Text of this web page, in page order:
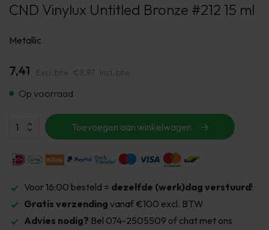
CND Vinylux Untitled Bronze #212 15 ml
Metallic
7,41 Excl. btw €8,97 Incl. btw
Op voorraad
Toevoegen aan winkelwagen
Voor 16:00 besteld = dezelfde (werk)dag verstuurd!
Gratis verzending vanaf €100 excl. BTW
Advies nodig? Bel 074-2505509 of chat met ons